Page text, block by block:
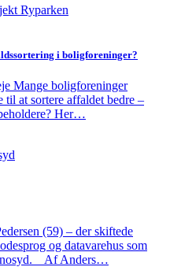
i boligforeninger?
Mange boligforeninger
at sortere affaldet bedre –
Her…
(59) – der skiftede
og datavarehus som
Af Anders…